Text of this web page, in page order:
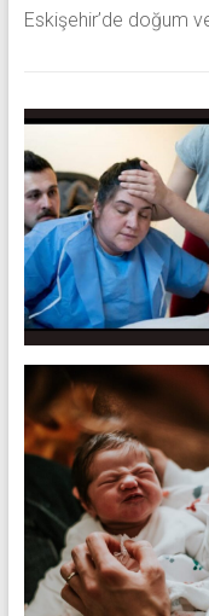
Eskişehir’de doğum